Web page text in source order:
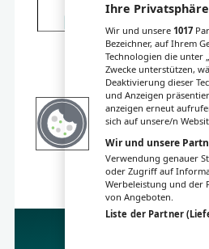
Ihre
Wir und unsere 1017
Bezeichner, auf Ihrem
Technologien die unter
Zwecke unterstützen,
Deaktivierung dieser
und Anzeigen
anzeigen erneut
sich auf unsere/n
Wir und unsere
Verwendung genauer
oder Zugriff auf
Werbeleistung und der
von Angeboten.
Liste der Partner